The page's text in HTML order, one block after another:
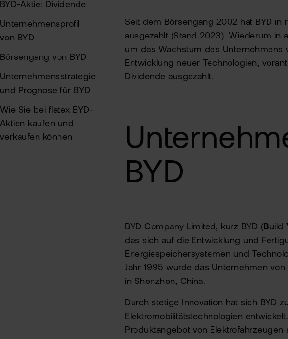
BYD-Aktie: Dividende
Unternehmensprofil
von BYD
Börsengang von BYD
Unternehmensstrategie
und Prognose für BYD
Wie Sie bei flatex BYD-
Aktien kaufen und
verkaufen können
Seit dem Börsengang 2002 hat BYD in
ausgezahlt (Stand 2023). Wiederum in
um das Wachstum des Unternehmens
Entwicklung neuer Technologien,
Dividende ausgezahlt.
BYD
BYD Company Limited, kurz BYD (Build
das sich auf die Entwicklung und
Energiespeichersystemen und
Jahr 1995 wurde das Unternehmen
in Shenzhen, China.
Durch stetige Innovation hat sich BYD
Elektromobilitätstechnologien
Produktangebot von